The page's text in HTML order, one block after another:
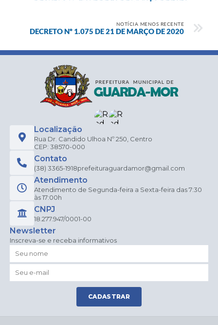
NOTÍCIA MENOS RECENTE
DECRETO Nº 1.075 DE 21 DE MARÇO DE 2020
Localização
Rua Dr. Candido Ulhoa Nº 250, Centro
CEP: 38570-000
Contato
(38) 3365-1918prefeituraguardamor@gmail.com
Atendimento
Atendimento de Segunda-feira a Sexta-feira das 7:30
às 17:00h
CNPJ
18.277.947/0001-00
Newsletter
Inscreva-se e receba informativos
CADASTRAR